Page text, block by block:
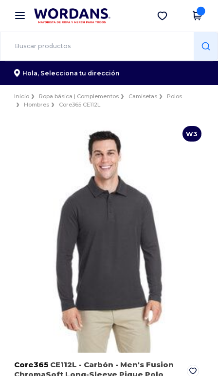
× App de Wordans
¡Mejores precios en app!
Descargar app
Hola, Selecciona tu dirección
Inicio Ropa básica | Complementos Camisetas
Polos
Hombres
Core365 CE112L
W3
Core365 CE112L - Carbón - Men's Fusion